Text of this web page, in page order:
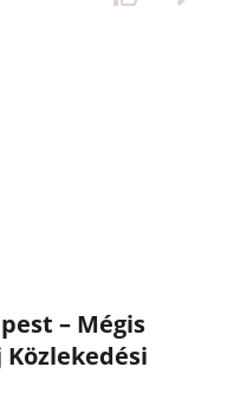
– Mégis